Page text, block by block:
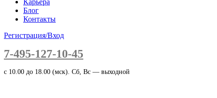
Карьера
Блог
Контакты
Регистрация/Вход
7-495-127-10-45
c 10.00 до 18.00 (мск). Сб, Вс — выходной